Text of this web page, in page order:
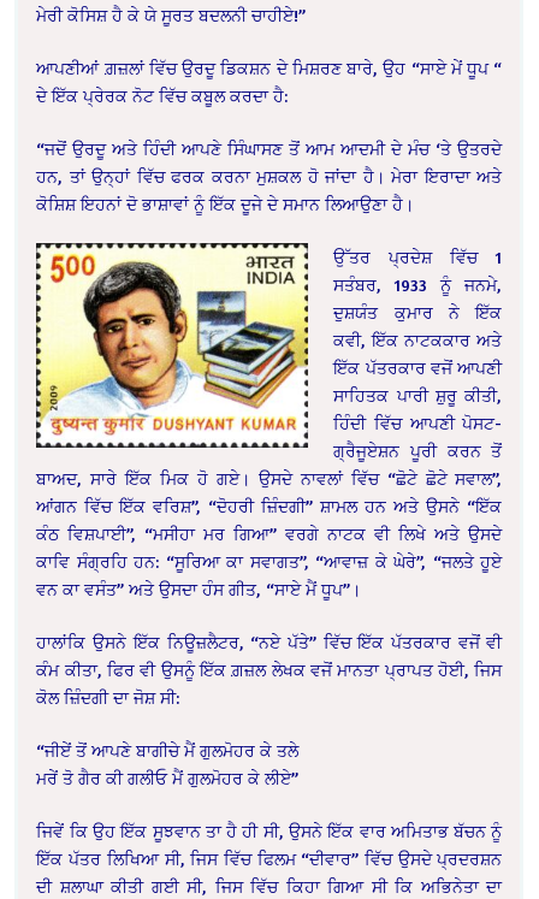
ਮੇਰੀ ਕੋਸਿਸ਼ ਹੈ ਕੇ ਯੇ ਸੂਰਤ ਬਦਲਨੀ ਚਾਹੀਏ!”
ਆਪਣੀਆਂ ਗ਼ਜ਼ਲਾਂ ਵਿੱਚ ਉਰਦੂ ਡਿਕਸ਼ਨ ਦੇ ਮਿਸ਼ਰਣ ਬਾਰੇ, ਉਹ “ਸਾਏ ਮੇਂ ਧੂਪ “
ਦੇ ਇੱਕ ਪ੍ਰੇਰਕ ਨੋਟ ਵਿੱਚ ਕਬੂਲ ਕਰਦਾ ਹੈ:
“ਜਦੋਂ ਉਰਦੂ ਅਤੇ ਹਿੰਦੀ ਆਪਣੇ ਸਿੰਘਾਸਣ ਤੋਂ ਆਮ ਆਦਮੀ ਦੇ ਮੰਚ ‘ਤੇ ਉਤਰਦੇ
ਹਨ, ਤਾਂ ਉਨ੍ਹਾਂ ਵਿੱਚ ਫਰਕ ਕਰਨਾ ਮੁਸ਼ਕਲ ਹੋ ਜਾਂਦਾ ਹੈ। ਮੇਰਾ ਇਰਾਦਾ ਅਤੇ
ਕੋਸ਼ਿਸ਼ ਇਹਨਾਂ ਦੋ ਭਾਸ਼ਾਵਾਂ ਨੂੰ ਇੱਕ ਦੂਜੇ ਦੇ ਸਮਾਨ ਲਿਆਉਣਾ ਹੈ।
ਉੱਤਰ ਪ੍ਰਦੇਸ਼ ਵਿੱਚ 1
ਸਤੰਬਰ, 1933 ਨੂੰ ਜਨਮੇ,
ਦੁਸ਼ਯੰਤ ਕੁਮਾਰ ਨੇ ਇੱਕ
ਕਵੀ, ਇੱਕ ਨਾਟਕਕਾਰ ਅਤੇ
ਇੱਕ ਪੱਤਰਕਾਰ ਵਜੋਂ ਆਪਣੀ
ਸਾਹਿਤਕ ਪਾਰੀ ਸ਼ੁਰੂ ਕੀਤੀ,
ਹਿੰਦੀ ਵਿੱਚ ਆਪਣੀ ਪੋਸਟ-
ਗ੍ਰੈਜੂਏਸ਼ਨ ਪੂਰੀ ਕਰਨ ਤੋਂ
ਬਾਅਦ, ਸਾਰੇ ਇੱਕ ਮਿਕ ਹੋ ਗਏ। ਉਸਦੇ ਨਾਵਲਾਂ ਵਿੱਚ “ਛੋਟੇ ਛੋਟੇ ਸਵਾਲ”,
ਆਂਗਨ ਵਿੱਚ ਇੱਕ ਵਰਿਸ਼”, “ਦੋਹਰੀ ਜ਼ਿੰਦਗੀ” ਸ਼ਾਮਲ ਹਨ ਅਤੇ ਉਸਨੇ “ਇੱਕ
ਕੰਠ ਵਿਸ਼ਪਾਈ”, “ਮਸੀਹਾ ਮਰ ਗਿਆ” ਵਰਗੇ ਨਾਟਕ ਵੀ ਲਿਖੇ ਅਤੇ ਉਸਦੇ
ਕਾਵਿ ਸੰਗ੍ਰਹਿ ਹਨ: “ਸੂਰਿਆ ਕਾ ਸਵਾਗਤ”, “ਆਵਾਜ਼ ਕੇ ਘੇਰੇ”, “ਜਲਤੇ ਹੂਏ
ਵਨ ਕਾ ਵਸੰਤ” ਅਤੇ ਉਸਦਾ ਹੰਸ ਗੀਤ, “ਸਾਏ ਮੈਂ ਧੂਪ”।
ਹਾਲਾਂਕਿ ਉਸਨੇ ਇੱਕ ਨਿਊਜ਼ਲੈਟਰ, “ਨਏ ਪੱਤੇ” ਵਿੱਚ ਇੱਕ ਪੱਤਰਕਾਰ ਵਜੋਂ ਵੀ
ਕੰਮ ਕੀਤਾ, ਫਿਰ ਵੀ ਉਸਨੂੰ ਇੱਕ ਗ਼ਜ਼ਲ ਲੇਖਕ ਵਜੋਂ ਮਾਨਤਾ ਪ੍ਰਾਪਤ ਹੋਈ, ਜਿਸ
ਕੋਲ ਜ਼ਿੰਦਗੀ ਦਾ ਜੋਸ਼ ਸੀ:
“ਜੀਏਂ ਤੋਂ ਆਪਣੇ ਬਾਗੀਚੇ ਮੈਂ ਗੁਲਮੋਹਰ ਕੇ ਤਲੇ
ਮਰੇਂ ਤੋ ਗੈਰ ਕੀ ਗਲੀਓ ਮੈਂ ਗੁਲਮੋਹਰ ਕੇ ਲੀਏ”
ਜਿਵੇਂ ਕਿ ਉਹ ਇੱਕ ਸੂਝਵਾਨ ਤਾ ਹੈ ਹੀ ਸੀ, ਉਸਨੇ ਇੱਕ ਵਾਰ ਅਮਿਤਾਭ ਬੱਚਨ ਨੂੰ
ਇੱਕ ਪੱਤਰ ਲਿਖਿਆ ਸੀ, ਜਿਸ ਵਿੱਚ ਫਿਲਮ “ਦੀਵਾਰ” ਵਿੱਚ ਉਸਦੇ ਪ੍ਰਦਰਸ਼ਨ
ਦੀ ਸ਼ਲਾਘਾ ਕੀਤੀ ਗਈ ਸੀ, ਜਿਸ ਵਿੱਚ ਕਿਹਾ ਗਿਆ ਸੀ ਕਿ ਅਭਿਨੇਤਾ ਦਾ